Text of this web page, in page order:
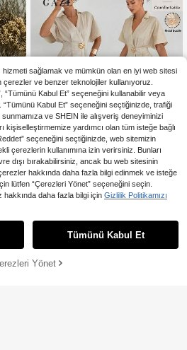
Uzu
V
G
En Çok Satanlar #Hafif Pamuk
ili Pileli A Kesim Kısa Kollu Elbise
1.399,32TL
SEPETE EKLE
sağlamak ve mümkün olan en iyi web sitesi
ve benzer teknolojiler kullanıyoruz.
“Tümünü Kabul Et” seçeneğini kullanabilir veya
Kabul Et” seçeneğini seçtiğinizde, trafiği
ve SHEIN ile alışveriş deneyiminizi
kişiselleştirmemize yardımcı olan tüm isteğe bağlı
seçeneğini seçtiğinizde, web sitemizin
çerezlerin kullanımına izin verirsiniz. Bunları
dışı bırakabilirsiniz, ancak bu web sitesinin
hakkında daha fazla bilgi edinmek ve isteğe
lütfen “Çerezleri Yönet” seçeneğini seçin.
hakkında daha fazla bilgi için Gizlilik Politikamızı
Tümünü Kabul Et
Yönet